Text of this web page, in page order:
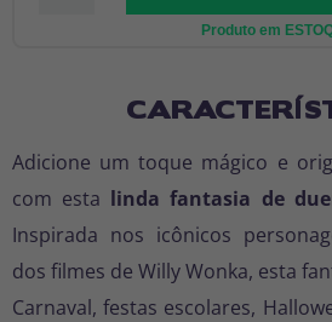
Produto em
Adicione um toque mágico e
com esta linda fantasia de
Inspirada nos icônicos
dos filmes de Willy Wonka, esta
Carnaval, festas escolares,